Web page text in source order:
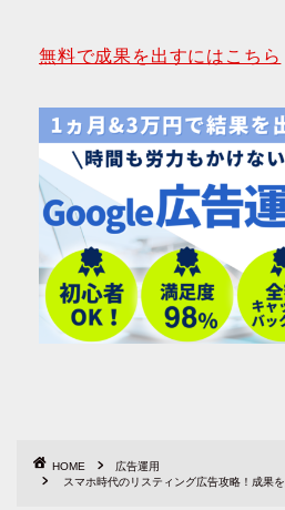
無料で成果を出すにはこちら
HOME
広告運用
スマホ時代のリスティング広告攻略！成果